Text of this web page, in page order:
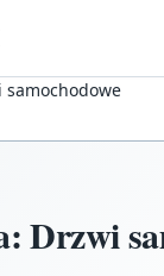
samochodowe
Drzwi